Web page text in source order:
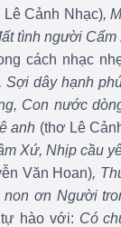
Lê Cảnh Nhạc),
tình người Cẩm
cách nhạc
Sợi dây hạnh
Con nước
anh (thơ Lê
Xứ, Nhịp cầu
Văn Hoan),
non ơn Người
hào với: Có